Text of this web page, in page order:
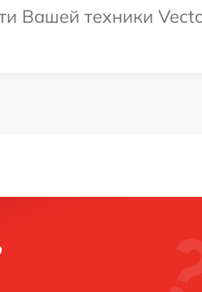
Вашей техники